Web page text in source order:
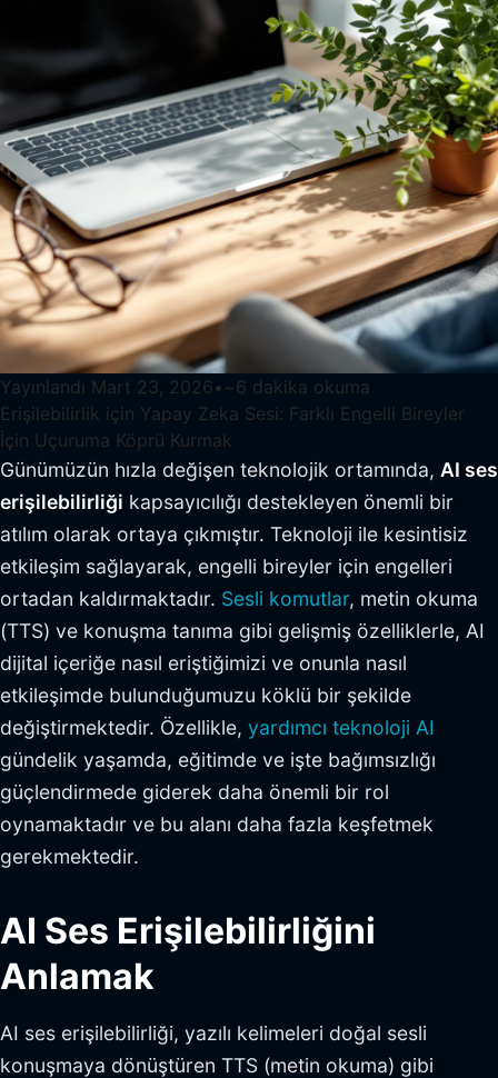
Yayınlandı Mart 23, 2026• ~6 dakika okuma
Erişilebilirlik için Yapay Zeka Sesi: Farklı Engelli Bireyler
İçin Uçuruma Köprü Kurmak
Günümüzün hızla değişen teknolojik ortamında, AI ses
erişilebilirliği kapsayıcılığı destekleyen önemli bir
atılım olarak ortaya çıkmıştır. Teknoloji ile kesintisiz
etkileşim sağlayarak, engelli bireyler için engelleri
ortadan kaldırmaktadır. Sesli komutlar, metin okuma
(TTS) ve konuşma tanıma gibi gelişmiş özelliklerle, AI
dijital içeriğe nasıl eriştiğimizi ve onunla nasıl
etkileşimde bulunduğumuzu köklü bir şekilde
değiştirmektedir. Özellikle, yardımcı teknoloji AI
gündelik yaşamda, eğitimde ve işte bağımsızlığı
güçlendirmede giderek daha önemli bir rol
oynamaktadır ve bu alanı daha fazla keşfetmek
gerekmektedir.
AI Ses Erişilebilirliğini
Anlamak
AI ses erişilebilirliği, yazılı kelimeleri doğal sesli
konuşmaya dönüştüren TTS (metin okuma) gibi